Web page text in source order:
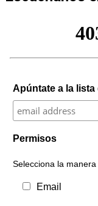
Apúntate a la lista
Permisos
Selecciona la
Email